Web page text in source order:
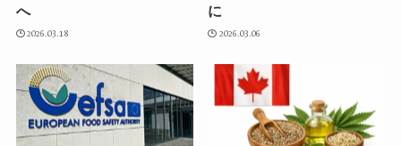
へ
2026.03.18
に
2026.03.06